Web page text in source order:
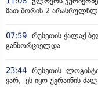
მათ შორის 2
07:59 რუსეთის ქალაქ
განხორციელდა
23:44 რუსეთის
ვარ, ეს იყო უკრაინის